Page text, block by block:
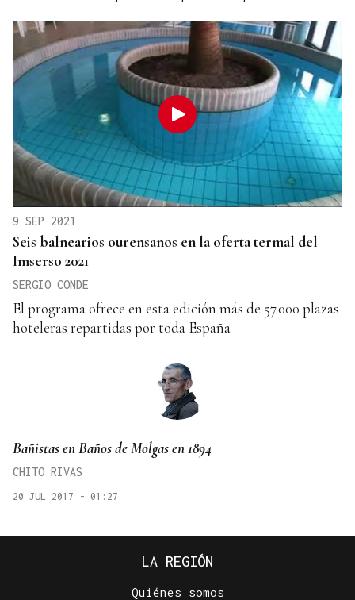
9 SEP 2021
Seis balnearios ourensanos en la oferta termal del
Imserso 2021
SERGIO CONDE
El programa ofrece en esta edición más de 57.000 plazas
hoteleras repartidas por toda España
Bañistas en Baños de Molgas en 1894
CHITO RIVAS
20 JUL 2017 - 01:27
LA REGIÓN
Quiénes somos